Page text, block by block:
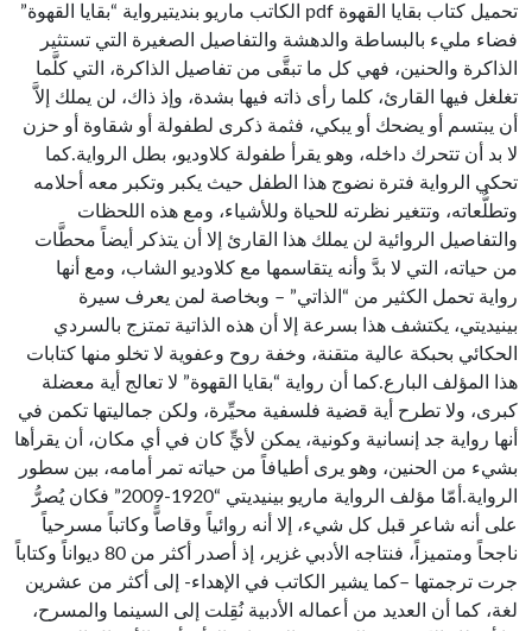
تحميل كتاب بقايا القهوة pdf الكاتب ماريو بنديتيرواية “بقايا القهوة”
فضاء مليء بالبساطة والدهشة والتفاصيل الصغيرة التي تستثير
الذاكرة والحنين، فهي كل ما تبقَّى من تفاصيل الذاكرة، التي كلَّما
تغلغل فيها القارئ، كلما رأى ذاته فيها بشدة، وإذ ذاك، لن يملك إلاَّ
أن يبتسم أو يضحك أو يبكي، فثمة ذكرى لطفولة أو شقاوة أو حزن
لا بد أن تتحرك داخله، وهو يقرأ طفولة كلاوديو، بطل الرواية.كما
تحكي الرواية فترة نضوج هذا الطفل حيث يكبر وتكبر معه أحلامه
وتطلُّعاته، وتتغير نظرته للحياة وللأشياء، ومع هذه اللحظات
والتفاصيل الروائية لن يملك هذا القارئ إلا أن يتذكر أيضاً محطَّات
من حياته، التي لا بدَّ وأنه يتقاسمها مع كلاوديو الشاب، ومع أنها
رواية تحمل الكثير من “الذاتي” – وبخاصة لمن يعرف سيرة
بينيديتي، يكتشف هذا بسرعة إلا أن هذه الذاتية تمتزج بالسردي
الحكائي بحبكة عالية متقنة، وخفة روح وعفوية لا تخلو منها كتابات
هذا المؤلف البارع.كما أن رواية “بقايا القهوة” لا تعالج أية معضلة
كبرى، ولا تطرح أية قضية فلسفية محيِّرة، ولكن جماليتها تكمن في
أنها رواية جد إنسانية وكونية، يمكن لأيٍّ كان في أي مكان، أن يقرأها
بشيء من الحنين، وهو يرى أطيافاً من حياته تمر أمامه، بين سطور
الرواية.أمّا مؤلف الرواية ماريو بينيديتي “1920-2009” فكان يُصرُّ
على أنه شاعر قبل كل شيء، إلا أنه روائياً وقاصاًّ وكاتباً مسرحياً
ناجحاً ومتميزاً، فنتاجه الأدبي غزير، إذ أصدر أكثر من 80 ديواناً وكتاباً
جرت ترجمتها –كما يشير الكاتب في الإهداء- إلى أكثر من عشرين
لغة، كما أن العديد من أعماله الأدبية نُقِلت إلى السينما والمسرح،